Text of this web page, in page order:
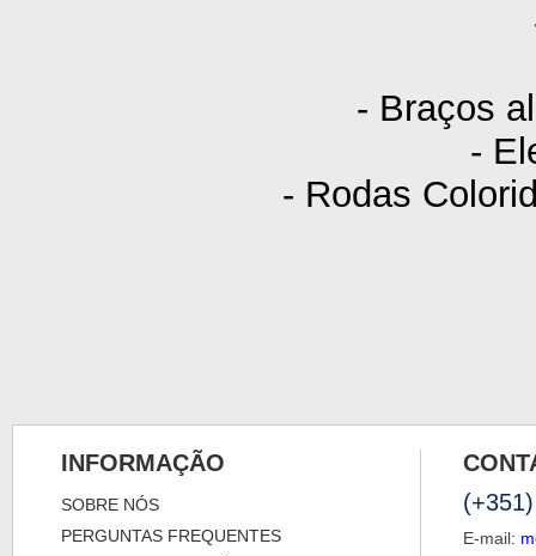
- Braços
-
- Rodas
INFORMAÇÃO
SOBRE NÓS
PERGUNTAS FREQUENTES
E-mail: